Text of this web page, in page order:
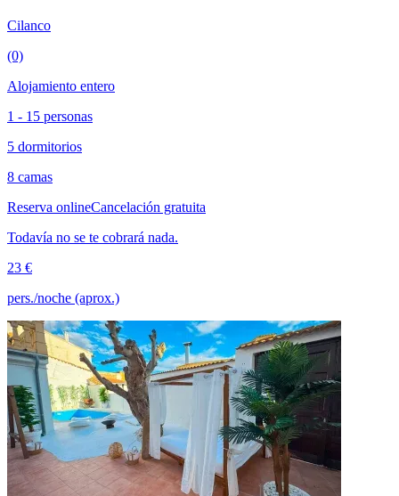
Cilanco
(0)
Alojamiento entero
1 - 15 personas
5 dormitorios
8 camas
Reserva onlineCancelación gratuita
Todavía no se te cobrará nada.
23 €
pers./noche (aprox.)